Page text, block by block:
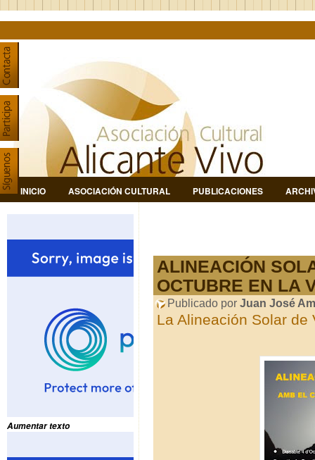
INICIO ASOCIACIÓN CULTURAL PUBLICACIONES
Aumentar texto
ALINEACIÓN
OCTUBRE EN LA
Publicado por Juan José
La Alineación Solar de